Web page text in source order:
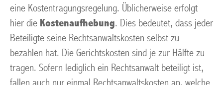
eine Kostentragungsregelung. Üblicherweise erfolgt
hier die Kostenaufhebung. Dies bedeutet, dass jeder
Beteiligte seine Rechtsanwaltskosten selbst zu
bezahlen hat. Die Gerichtskosten sind je zur Hälfte zu
tragen. Sofern lediglich ein Rechtsanwalt beteiligt ist,